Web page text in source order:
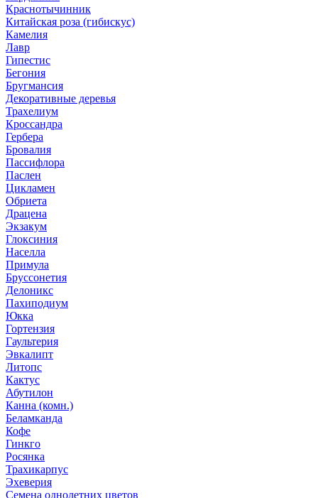
Краснотычинник
Китайская роза (гибискус)
Камелия
Лавр
Гипестис
Бегония
Бругмансия
Декоративные деревья
Трахелиум
Кроссандра
Гербера
Бровалия
Пассифлора
Паслен
Цикламен
Обриета
Драцена
Экзакум
Глоксиния
Населла
Примула
Бруссонетия
Делоникс
Пахиподиум
Юкка
Гортензия
Гаультерия
Эвкалипт
Литопс
Кактус
Абутилон
Канна (комн.)
Беламканда
Кофе
Гинкго
Росянка
Трахикарпус
Эхеверия
Семена однолетних цветов